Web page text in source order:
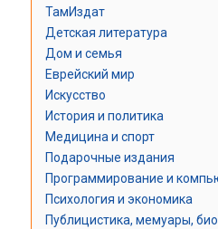
ТамИздат
Детская литература
Дом и семья
Еврейский мир
Искусство
История и политика
Медицина и спорт
Подарочные издания
Программирование и
Психология и экономика
Публицистика, мемуары,